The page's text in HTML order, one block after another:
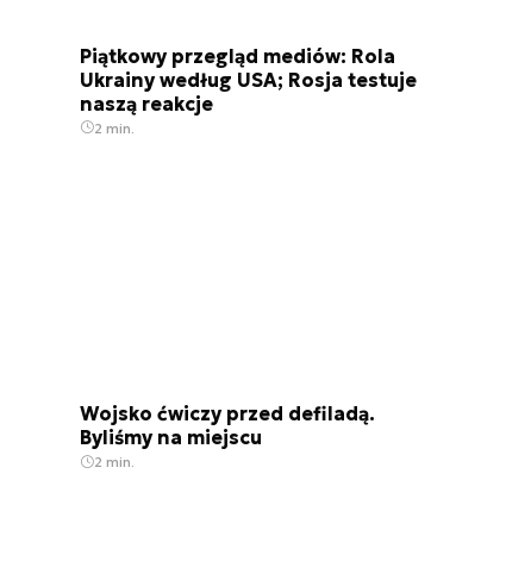
Piątkowy przegląd mediów: Rola
Ukrainy według USA; Rosja testuje
naszą reakcje
2 min.
Wojsko ćwiczy przed defiladą.
Byliśmy na miejscu
2 min.